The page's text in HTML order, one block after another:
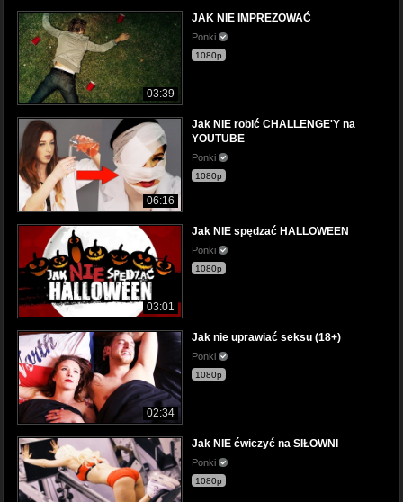
03:39
JAK NIE IMPREZOWAĆ
Ponki
1080p
06:16
Jak NIE robić CHALLENGE'Y na
YOUTUBE
Ponki
1080p
03:01
Jak NIE spędzać HALLOWEEN
Ponki
1080p
02:34
Jak nie uprawiać seksu (18+)
Ponki
1080p
Jak NIE ćwiczyć na SIŁOWNI
Ponki
1080p